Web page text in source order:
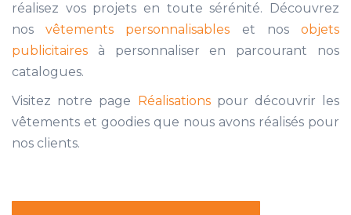
réalisez vos projets en toute sérénité. Découvrez
nosvêtements personnalisables et nosobjets
publicitaires à personnaliser en parcourant nos
catalogues.
Visitez notre page Réalisationspour découvrir les
vêtements et goodies que nous avons réalisés pour
nos clients.